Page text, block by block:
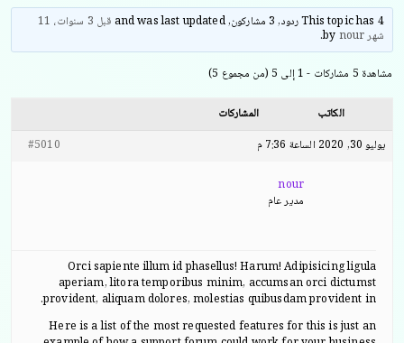
This topic has 4 ردود, 3 مشاركون, and was last updated
قبل 3 سنوات، 11
شهرby
nour
.
مشاهدة 5 مشاركات - 1 إلى 5 (من مجموع 5)
الكاتب
المشاركات
يوليو 30, 2020 الساعة 7:36 م
#5010
nour
مدير عام
Orci sapiente illum id phasellus! Harum! Adipisicing ligula
aperiam, litora temporibus minim, accumsan orci dictumst
provident, aliquam dolores, molestias quibusdam provident in.
Here is a list of the most requested features for this is just an